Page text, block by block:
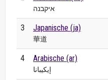
איקבנה
3 Japanische (ja)
華道
4 Arabische (ar)
إيكيبانا